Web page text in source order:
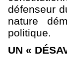
défenseur
nature
politique.
UN «